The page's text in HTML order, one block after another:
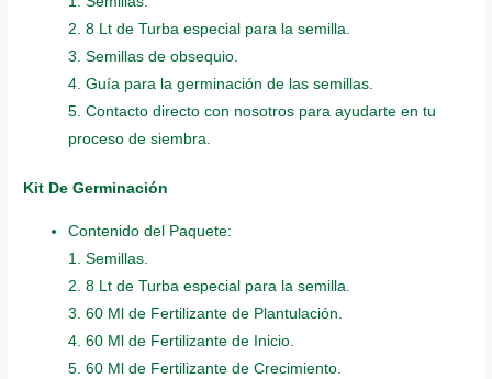
2. 8 Lt de Turba especial para la semilla.
3. Semillas de obsequio.
4. Guía para la germinación de las semillas.
5. Contacto directo con nosotros para ayudarte en tu
proceso de siembra.
Kit De Germinación
Contenido del Paquete:
1. Semillas.
2. 8 Lt de Turba especial para la semilla.
3. 60 Ml de Fertilizante de Plantulación.
4. 60 Ml de Fertilizante de Inicio.
5. 60 Ml de Fertilizante de Crecimiento.